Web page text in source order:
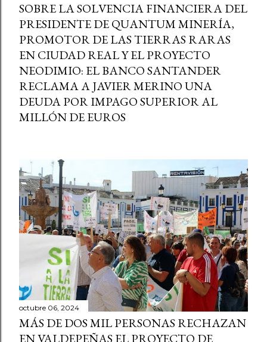
SOBRE LA SOLVENCIA FINANCIERA DEL
PRESIDENTE DE QUANTUM MINERÍA,
PROMOTOR DE LAS TIERRAS RARAS
EN CIUDAD REAL Y EL PROYECTO
NEODIMIO: EL BANCO SANTANDER
RECLAMA A JAVIER MERINO UNA
DEUDA POR IMPAGO SUPERIOR AL
MILLÓN DE EUROS
octubre 06, 2024
MÁS DE DOS MIL PERSONAS RECHAZAN
EN VALDEPEÑAS EL PROYECTO DE